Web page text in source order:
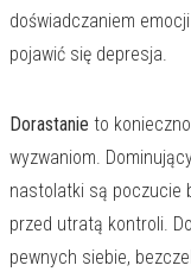
doświadczaniem
pojawić się depresja.
Dorastanie to
wyzwaniom.
nastolatki są poczucie
przed utratą kontroli.
pewnych siebie,